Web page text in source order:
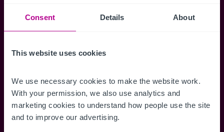
Consent Details About
This website uses cookies
We use necessary cookies to make the website work.
With your permission, we also use analytics and
marketing cookies to understand how people use the site
and to improve our advertising.
Benachrichtigungen für neuen Objekten zu
erhalten.
Zugriff auf alle
Informationen
Erhalten Sie Zugriff auf alle
Speichern